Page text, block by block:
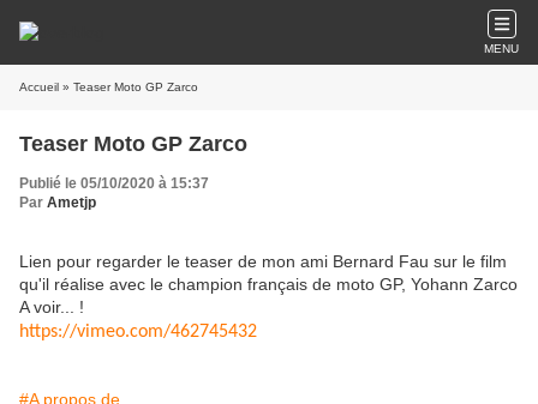
MENU
Accueil » Teaser Moto GP Zarco
Teaser Moto GP Zarco
Publié le 05/10/2020 à 15:37
Par Ametjp
Lien pour regarder le teaser de mon ami Bernard Fau sur le film
qu'il réalise avec le champion français de moto GP, Yohann Zarco
A voir... !
https://vimeo.com/462745432
#A propos de